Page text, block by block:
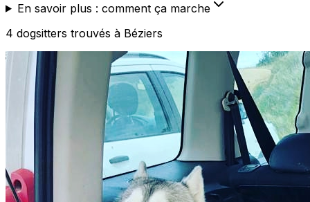
En savoir plus : comment ça marche
4 dogsitters trouvés à Béziers